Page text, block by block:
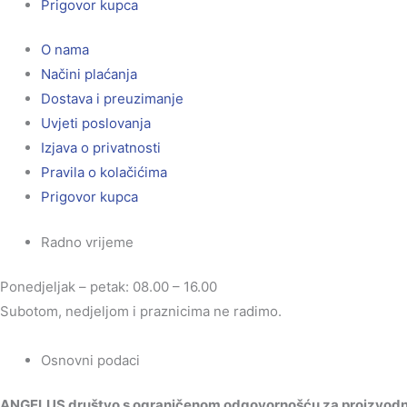
Prigovor kupca
O nama
Načini plaćanja
Dostava i preuzimanje
Uvjeti poslovanja
Izjava o privatnosti
Pravila o kolačićima
Prigovor kupca
Radno vrijeme
Ponedjeljak – petak: 08.00 – 16.00
Subotom, nedjeljom i praznicima ne radimo.
Osnovni podaci